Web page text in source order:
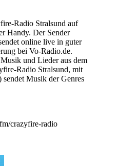
Radio Stralsund auf
Handy. Der Sender
online live in guter
bei Vo-Radio.de.
und Lieder aus dem
Radio Stralsund, mit
Musik der Genres
crazyfire-radio